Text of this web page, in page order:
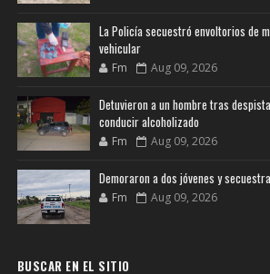
La Policía secuestró envoltorios de
vehicular
Fm Aug 09, 2026
Detuvieron a un hombre tras
conducir alcoholizado
Fm Aug 09, 2026
Demoraron a dos jóvenes y
Fm Aug 09, 2026
BUSCAR EN EL SITIO